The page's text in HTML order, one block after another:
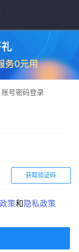
账号密码登录
获取验证码
策和 隐私政策